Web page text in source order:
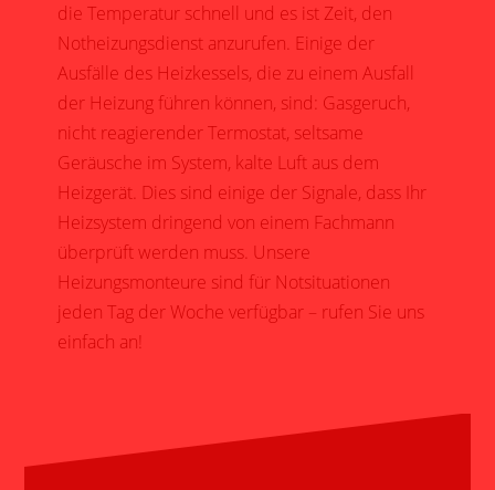
die Temperatur schnell und es ist Zeit, den
Notheizungsdienst anzurufen. Einige der
Ausfälle des Heizkessels, die zu einem Ausfall
der Heizung führen können, sind: Gasgeruch,
nicht reagierender Termostat, seltsame
Geräusche im System, kalte Luft aus dem
Heizgerät. Dies sind einige der Signale, dass Ihr
Heizsystem dringend von einem Fachmann
überprüft werden muss. Unsere
Heizungsmonteure sind für Notsituationen
jeden Tag der Woche verfügbar – rufen Sie uns
einfach an!